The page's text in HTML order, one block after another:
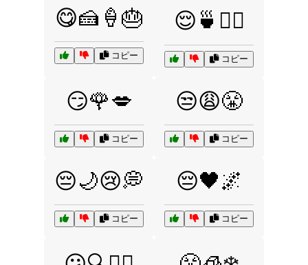
😋🍰🍦🎂
コピー
😌🍵🧘‍♀️
コピー
😏🌹💋
コピー
😒😩😤
コピー
😔🌙😢💭
コピー
😔🖤🌌
コピー